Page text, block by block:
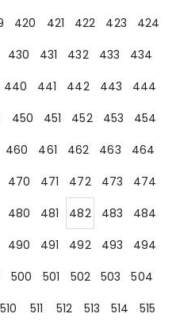
420 421 422 423
424
430 431 432 433
434
440 441 442 443
444
450 451 452 453
454
460 461 462 463
464
470 471 472 473
474
480 481 482 483
484
490 491 492 493
494
500 501 502 503
504
510 511 512 513 514
515